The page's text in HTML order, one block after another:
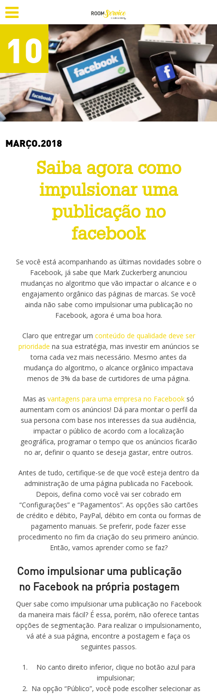
10
MARÇO.2018
Saiba agora como
impulsionar uma
publicação no
facebook
Se você está acompanhando as últimas novidades sobre o
Facebook, já sabe que Mark Zuckerberg anunciou
mudanças no algoritmo que vão impactar o alcance e o
engajamento orgânico das páginas de marcas. Se você
ainda não sabe como impulsionar uma publicação no
Facebook, agora é uma boa hora.
Claro que entregar um conteúdo de qualidade deve ser
prioridade na sua estratégia, mas investir em anúncios se
torna cada vez mais necessário. Mesmo antes da
mudança do algoritmo, o alcance orgânico impactava
menos de 3% da base de curtidores de uma página.
Mas as vantagens para uma empresa no Facebook só
aumentam com os anúncios! Dá para montar o perfil da
sua persona com base nos interesses da sua audiência,
impactar o público de acordo com a localização
geográfica, programar o tempo que os anúncios ficarão
no ar, definir o quanto se deseja gastar, entre outros.
Antes de tudo, certifique-se de que você esteja dentro da
administração de uma página publicada no Facebook.
Depois, defina como você vai ser cobrado em
“Configurações” e “Pagamentos”. As opções são cartões
de crédito e débito, PayPal, débito em conta ou formas de
pagamento manuais. Se preferir, pode fazer esse
procedimento no fim da criação do seu primeiro anúncio.
Então, vamos aprender como se faz?
Como impulsionar uma publicação
no Facebook na própria postagem
Quer sabe como impulsionar uma publicação no Facebook
da maneira mais fácil? É essa, porém, não oferece tantas
opções de segmentação. Para realizar o impulsionamento,
vá até a sua página, encontre a postagem e faça os
seguintes passos.
No canto direito inferior, clique no botão azul para
impulsionar;
Na opção “Público”, você pode escolher selecionar as